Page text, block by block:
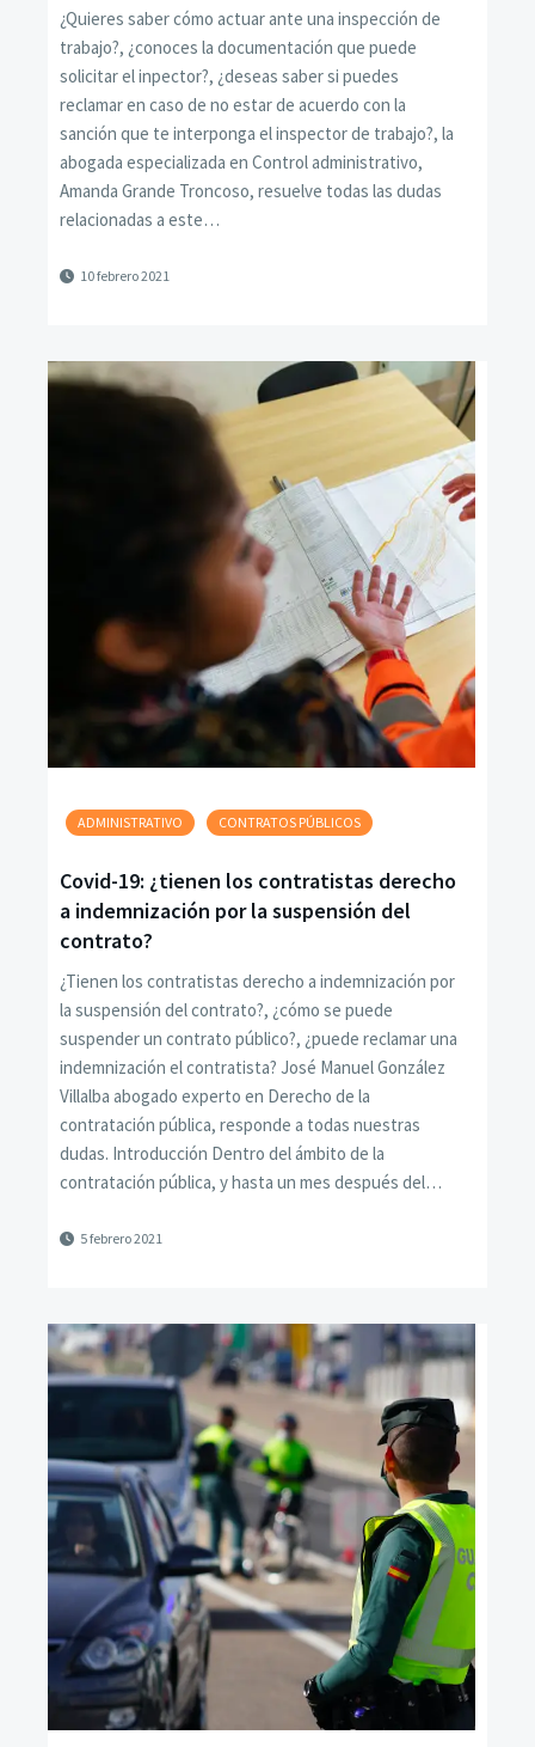
¿Quieres saber cómo actuar ante una inspección de
trabajo?, ¿conoces la documentación que puede
solicitar el inpector?, ¿deseas saber si puedes
reclamar en caso de no estar de acuerdo con la
sanción que te interponga el inspector de trabajo?, la
abogada especializada en Control administrativo,
Amanda Grande Troncoso, resuelve todas las dudas
relacionadas a este…
10 febrero 2021
ADMINISTRATIVO CONTRATOS PÚBLICOS
Covid-19: ¿tienen los contratistas derecho
a indemnización por la suspensión del
contrato?
¿Tienen los contratistas derecho a indemnización por
la suspensión del contrato?, ¿cómo se puede
suspender un contrato público?, ¿puede reclamar una
indemnización el contratista? José Manuel González
Villalba abogado experto en Derecho de la
contratación pública, responde a todas nuestras
dudas. Introducción Dentro del ámbito de la
contratación pública, y hasta un mes después del…
5 febrero 2021